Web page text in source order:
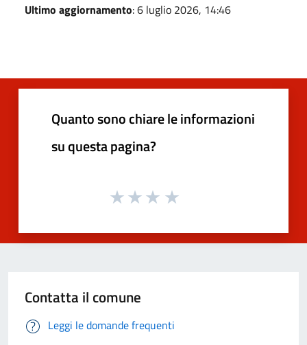
Ultimo aggiornamento: 6 luglio 2026, 14:46
Quanto sono chiare le informazioni
su questa pagina?
Contatta il comune
Leggi le domande frequenti